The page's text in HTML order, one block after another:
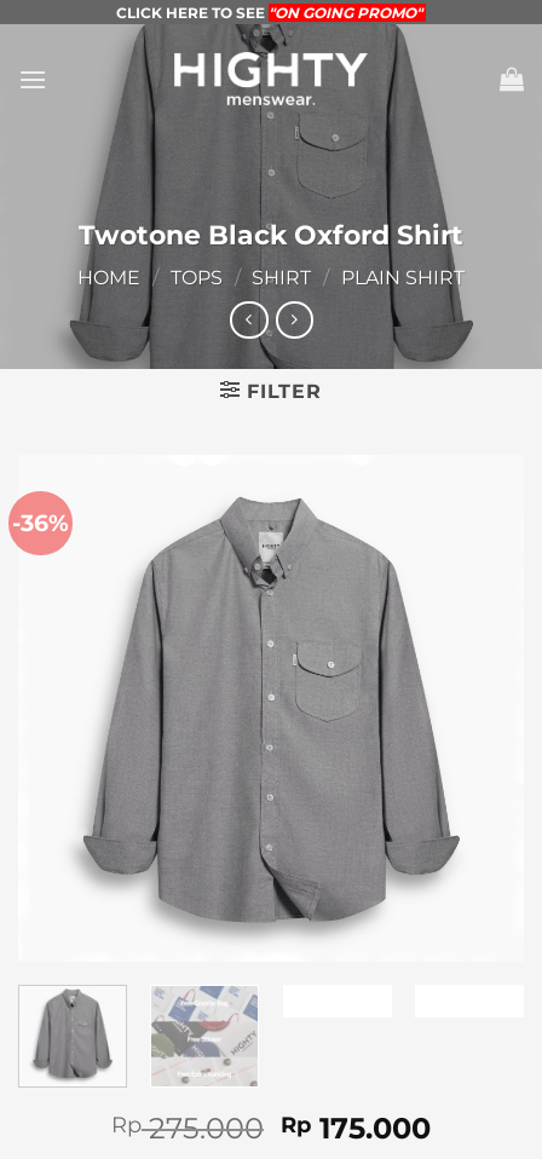
content
CLICK HERE TO SEE "ON GOING PROMO"
Twotone Black Oxford Shirt
HOME / TOPS / SHIRT / PLAIN SHIRT
FILTER
-36%
Rp275.000 Original
Rp 175.000